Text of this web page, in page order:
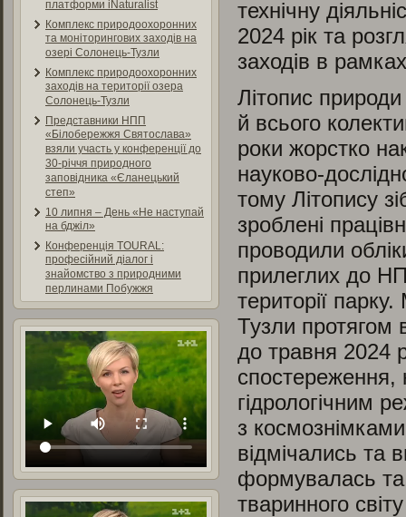
платформи iNaturalist
Комплекс природоохоронних
та моніторингових заходів на
озері Солонець-Тузли
Комплекс природоохоронних
заходів на території озера
Солонець-Тузли
Представники НПП
«Білобережжя Святослава»
взяли участь у конференції до
30-річчя природного
заповідника «Єланецький
степ»
10 липня – День «Не наступай
на бджіл»
Конференція TOURAL:
професійний діалог і
знайомство з природними
перлинами Побужжя
технічну
2024 рік та
заходів в
Літопис
й всього
роки жорстко
науково-
тому Літопису
зроблені
проводили
прилеглих до
території
Тузли протягом
до травня 2024
спостереження,
гідрологічним
з
відмічались та
формувалась та
тваринного